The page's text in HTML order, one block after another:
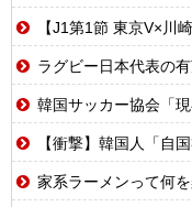
【J1第1節 東京V×川崎F】川崎が後半ATの
ラグビー日本代表の有望株が豪相手に
韓国サッカー協会「現在は不適切な行為は絶対にない」→
【衝撃】韓国人「自国礼賛動
家系ラーメンって何